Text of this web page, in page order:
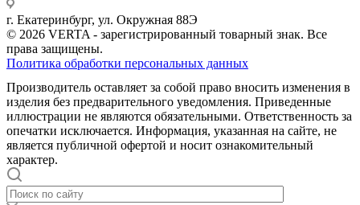
г. Екатеринбург, ул. Окружная 88Э
© 2026 VERTA - зарегистрированный товарный знак. Все
права защищены.
Политика обработки персональных данных
Производитель оставляет за собой право вносить изменения в
изделия без предварительного уведомления. Приведенные
иллюстрации не являются обязательными. Ответственность за
опечатки исключается. Информация, указанная на сайте, не
является публичной офертой и носит ознакомительный
характер.